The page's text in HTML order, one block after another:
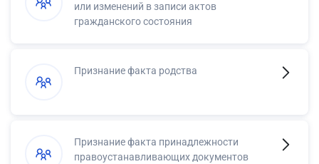
или изменений в записи актов
гражданского состояния
Признание факта родства
Признание факта принадлежности
правоустанавливающих документов